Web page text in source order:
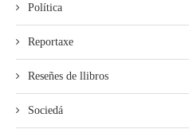
Política
Reportaxe
Reseñes de llibros
Sociedá